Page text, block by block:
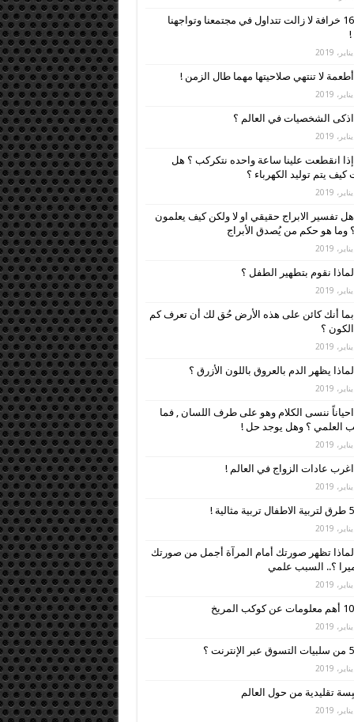
16 خرافة لا زالت تتداول في مجتمعنا وتواجهنا
!
أطعمة لا تنتهي صلاحيتها مهما طال الزمن !
اذكى الشخصيات في العالم ؟
إذا انقطعت علينا ساعة واحده نتكركب ؟ هل
يتم توليد الكهرباء ؟
هل تفسير الابراج حقيقي او لا ولكن كيف يعلمون
وما هو حكم من يُصدق الأبراج
لماذا نقوم بتطهير الطفل ؟
بما أنك كائن على هذه الأرض حُق لك أن تعرف كم
؟
لماذا يظهر الدم بالعروق باللون الأزرق ؟
احياناً ننسى الكلام وهو على طرف اللسان , فما
العلمي ؟ وهل يوجد حل !
اغرب عادات الزواج في العالم !
5 طرق لتربية الاطفال تربية مثالية !
لماذا تظهر صورتك أمام المرآة أجمل من صورتك
؟.. السبب علمي
10 أهم معلومات عن كوكب المريخ
5 من سلبيات التسوق عبر الإنترنت ؟